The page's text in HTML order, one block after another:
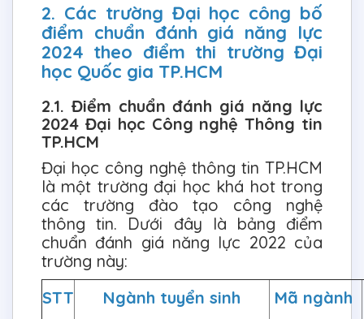
2. Các trường Đại học công bố
điểm chuẩn đánh giá năng lực
2024 theo điểm thi trường Đại
học Quốc gia TP.HCM
2.1. Điểm chuẩn đánh giá năng lực
2024 Đại học Công nghệ Thông tin
TP.HCM
Đại học công nghệ thông tin TP.HCM
là một trường đại học khá hot trong
các trường đào tạo công nghệ
thông tin. Dưới đây là bảng điểm
chuẩn đánh giá năng lực 2022 của
trường này:
STT
Ngành tuyển sinh
Mã ngành